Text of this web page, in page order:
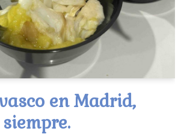
en Madrid,